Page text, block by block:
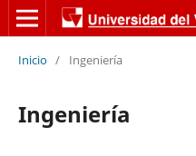
Inicio / Ingeniería
Ingeniería